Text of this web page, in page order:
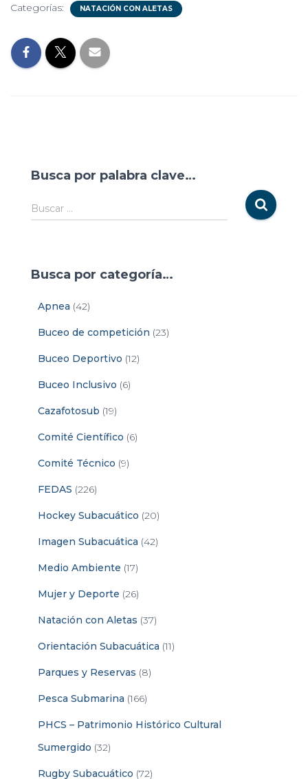
Categorías: NATACIÓN CON ALETAS
Busca por palabra clave…
Buscar …
Busca por categoría…
Apnea (42)
Buceo de competición (23)
Buceo Deportivo (12)
Buceo Inclusivo (6)
Cazafotosub (19)
Comité Científico (6)
Comité Técnico (9)
FEDAS (226)
Hockey Subacuático (20)
Imagen Subacuática (42)
Medio Ambiente (17)
Mujer y Deporte (26)
Natación con Aletas (37)
Orientación Subacuática (11)
Parques y Reservas (8)
Pesca Submarina (166)
PHCS – Patrimonio Histórico Cultural
Sumergido (32)
Rugby Subacuático (72)